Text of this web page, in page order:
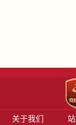
关于我们